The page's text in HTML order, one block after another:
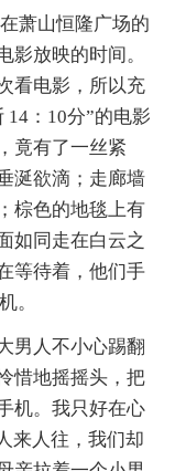
萧山恒隆广场的
影放映的时间。
看电影，所以充
：10分”的电影
竟有了一丝紧
涎欲滴；走廊墙
棕色的地毯上有
如同走在白云之
等待着，他们手
。
人不小心踢翻
惜地摇摇头，把
机。我只好在心
来人往，我们却